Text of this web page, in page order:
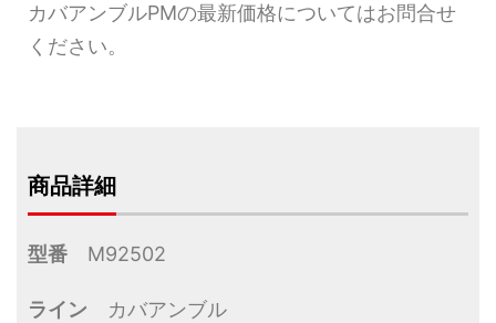
カバアンブルPMの最新価格についてはお問合せ
ください。
商品詳細
型番 M92502
ライン カバアンブル